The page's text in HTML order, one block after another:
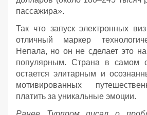
пассажира».
Так что запуск электронных
отличный маркер
Непала, но он не сделает это
популярным. Страна в самом
остается элитарным и
мотивированных
платить за уникальные эмоции.